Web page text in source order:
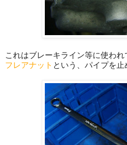
これはブレーキライン等に使われ
フレアナット という、パイプを止